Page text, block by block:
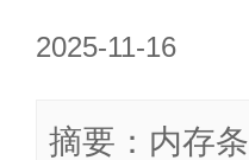
2025-11-16
摘要：内存